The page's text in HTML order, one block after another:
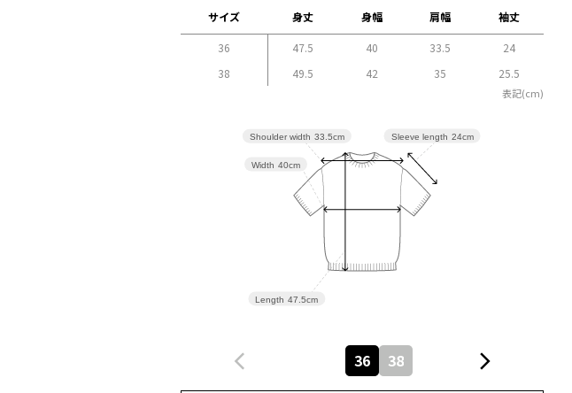
サイズ 身丈 身幅 肩幅 袖丈
36 47.5 40 33.5
24
38
49.5 42 35 25.5
表記(cm)
Sleeve length 24cm
Length 47.5cm
Width 40cm
Shoulder width 33.5cm
36 38